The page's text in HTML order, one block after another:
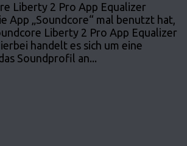
Liberty 2 Pro App Equalizer
App „Soundcore“ mal benutzt hat,
Liberty 2 Pro App Equalizer
handelt es sich um eine
Soundprofil an...